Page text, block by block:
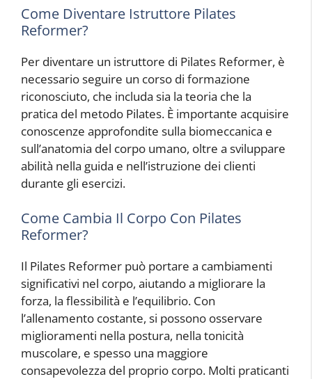
Come Diventare Istruttore Pilates
Reformer?
Per diventare un istruttore di Pilates Reformer, è
necessario seguire un corso di formazione
riconosciuto, che includa sia la teoria che la
pratica del metodo Pilates. È importante acquisire
conoscenze approfondite sulla biomeccanica e
sull’anatomia del corpo umano, oltre a sviluppare
abilità nella guida e nell’istruzione dei clienti
durante gli esercizi.
Come Cambia Il Corpo Con Pilates
Reformer?
Il Pilates Reformer può portare a cambiamenti
significativi nel corpo, aiutando a migliorare la
forza, la flessibilità e l’equilibrio. Con
l’allenamento costante, si possono osservare
miglioramenti nella postura, nella tonicità
muscolare, e spesso una maggiore
consapevolezza del proprio corpo. Molti praticanti